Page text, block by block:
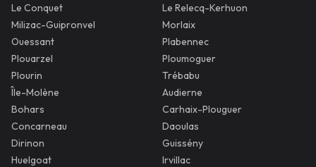
Le Conquet
Le Relecq-Kerhuon
Milizac-Guipronvel
Morlaix
Ouessant
Plabennec
Plouarzel
Ploumoguer
Plourin
Trébabu
Île-Molène
Audierne
Bohars
Carhaix-Plouguer
Concarneau
Daoulas
Dirinon
Guissény
Huelgoat
Irvillac